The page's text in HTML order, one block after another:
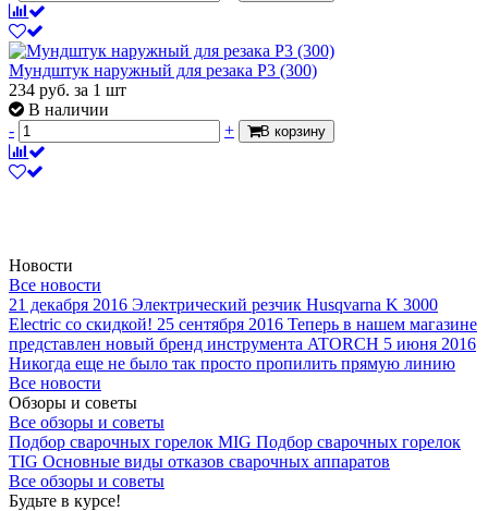
Мундштук наружный для резака Р3 (300)
234 руб. за 1 шт
В наличии
-
+ В корзину
Новости
Все новости
21 декабря 2016 Электрический резчик Husqvarna K 3000
Electric со скидкой! 25 сентября 2016 Теперь в нашем магазине
представлен новый бренд инструмента ATORCH 5 июня 2016
Никогда еще не было так просто пропилить прямую линию
Все новости
Обзоры и советы
Все обзоры и советы
Подбор сварочных горелок MIG Подбор сварочных горелок
TIG Основные виды отказов сварочных аппаратов
Все обзоры и советы
Будьте в курсе!